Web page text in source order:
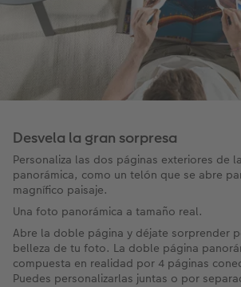
Desvela la gran sorpresa
Personaliza las dos páginas exteriores de
panorámica, como un telón que se abre
magnífico paisaje.
Una foto panorámica a tamaño real.
Abre la doble página y déjate sorprender
belleza de tu foto. La doble página
compuesta en realidad por 4 páginas
Puedes personalizarlas juntas o por